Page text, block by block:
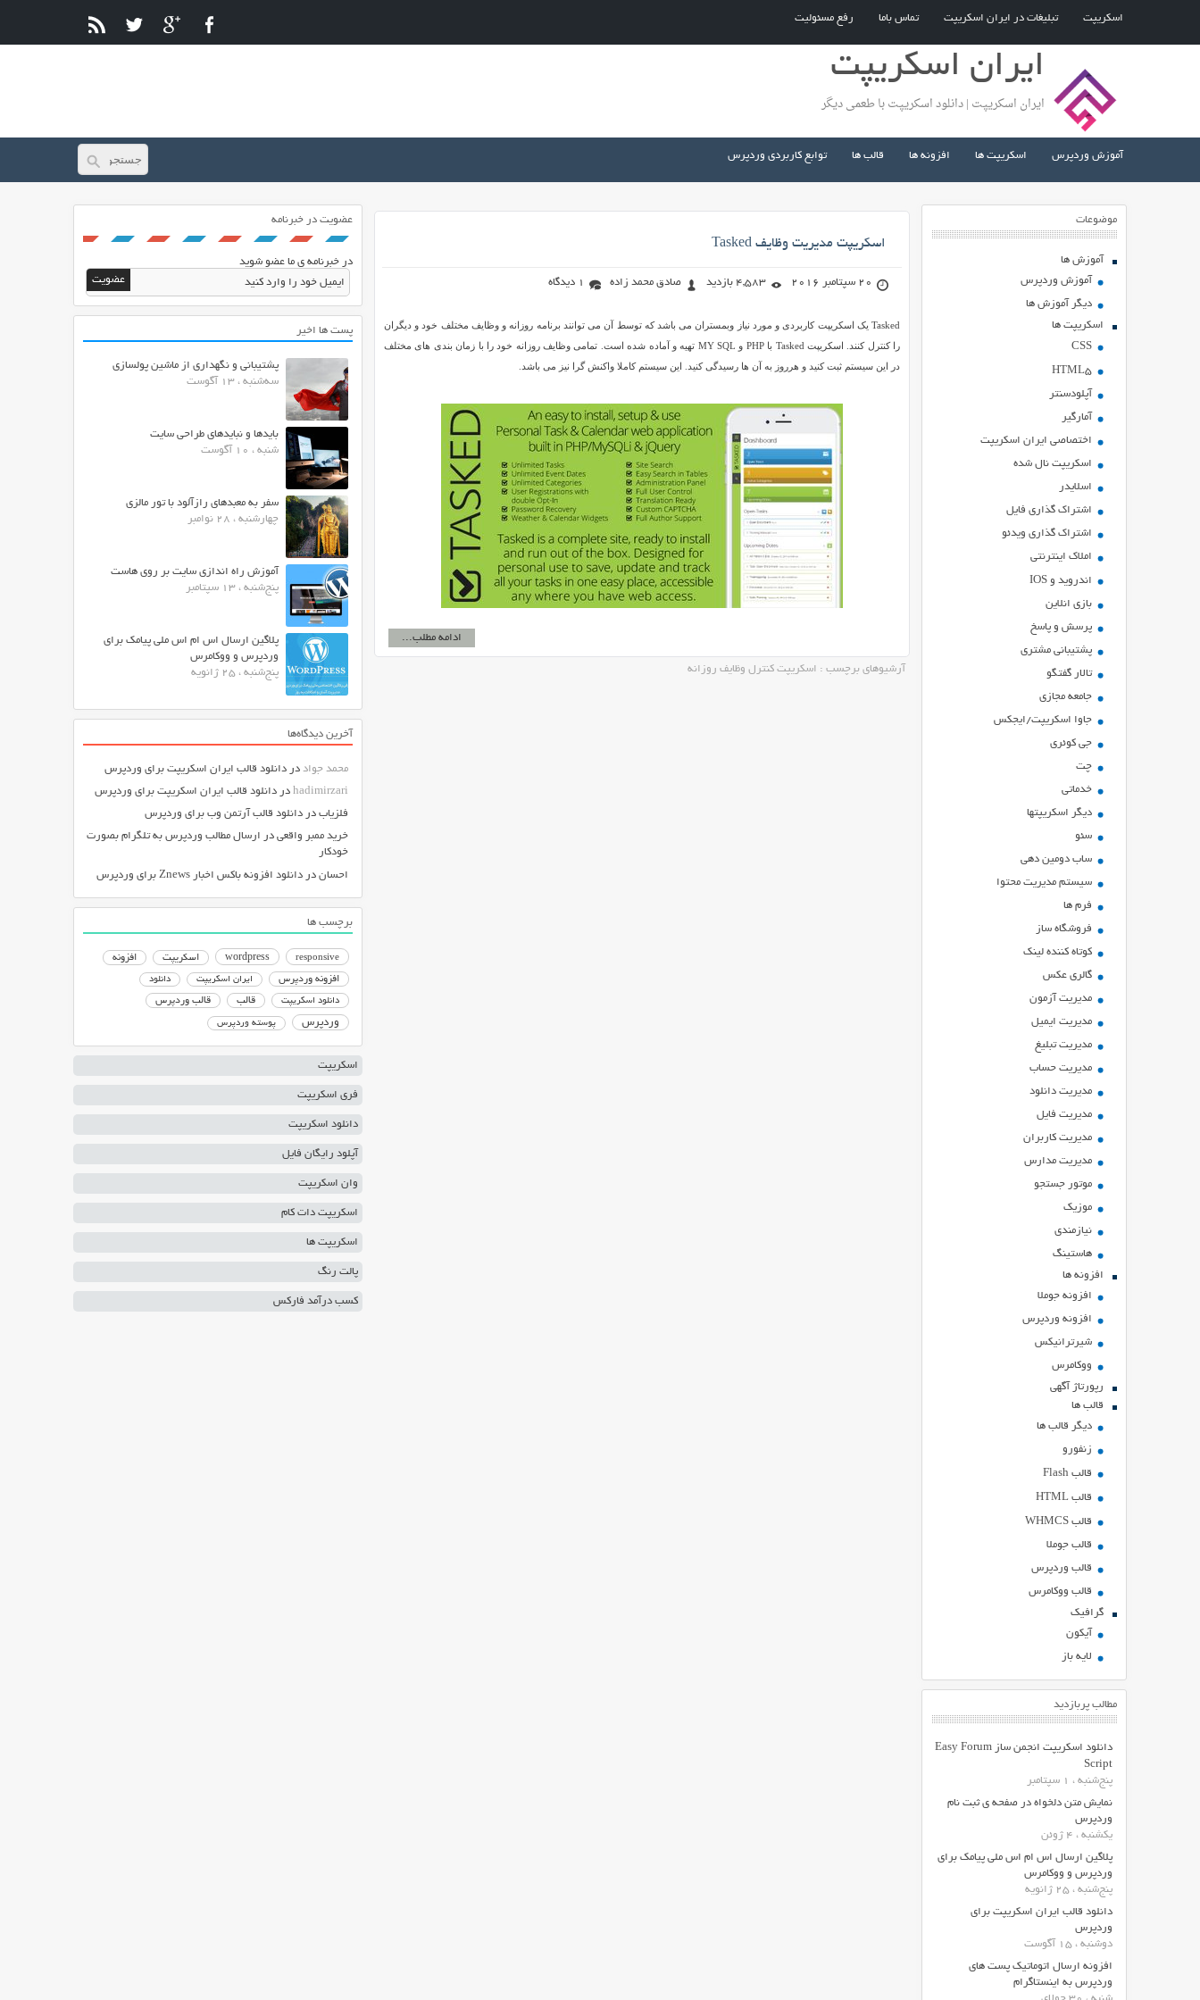
اسکریپت تبلیغات در ایران اسکریپت تماس باما رفع مسئولیت
ایران اسکریپت
ایران اسکریپت | دانلود اسکریپت با طعمی دیگر
آموزش وردپرس اسکریپت ها افزونه ها قالب ها توابع کاربردی وردپرس
موضوعات
آموزش ها
آموزش وردپرس
دیگر آموزش ها
اسکریپت ها
CSS
HTML5
آپلودسنتر
آمارگیر
اختصاصی ایران اسکریپت
اسکریپت نال شده
اسلایدر
اشتراك گذاري فايل
اشتراک گذاری ویدئو
املاک اینترنتی
اندروید و IOS
بازي انلاين
پرسش و پاسخ
پشتیبانی مشتری
تالار گفتگو
جامعه مجازی
جاوا اسکریپت/ایجکس
جی کوئری
چت
خدماتی
ديگر اسكريپتها
سئو
ساب دومین دهی
سیستم مدیریت محتوا
فرم ها
فروشگاه ساز
کوتاه کننده لینک
گالری عکس
مدیریت آزمون
مدیریت ایمیل
مدیریت تبلیغ
مدیریت حساب
مدیریت دانلود
مدیریت فایل
مدیریت کاربران
مدیریت مدارس
موتور جستجو
موزیک
نیازمندی
هاستينگ
افزونه ها
افزونه جوملا
افزونه وردپرس
شیرترانیکس
ووکامرس
رپورتاژ آگهی
قالب ها
دیگر قالب ها
زنفورو
قالب Flash
قالب HTML
قالب WHMCS
قالب جوملا
قالب وردپرس
قالب ووکامرس
گرافیک
آیکون
لایه باز
مطالب پربازدید
دانلود اسکریپت انجمن ساز Easy Forum
Script
پنج‌شنبه ، 1 سپتامبر
نمایش متن دلخواه در صفحه ی ثبت نام
وردپرس
یکشنبه ، 4 ژوئن
پلاگین ارسال اس ام اس ملی پیامک برای
وردپرس و ووکامرس
پنج‌شنبه ، 25 ژانویه
دانلود قالب ایران اسکریپت برای
وردپرس
دوشنبه ، 15 آگوست
افزونه ارسال اتوماتیک پست های
وردپرس به اینستاگرام
اسکریپت مدیریت وظایف Tasked
20 سپتامبر 2016 4,583 بازدید صادق محمد زاده 1 دیدگاه
Tasked یک اسکریپت کاربردی و مورد نیاز وبمستران می باشد که توسط آن می توانند برنامه روزانه و وظایف مختلف خود و دیگران
را کنترل کنند. اسکریپت Tasked با PHP و MY SQL تهیه و آماده شده است. تمامی وظایف روزانه خود را با زمان بندی های مختلف
در این سیستم ثبت کنید و هرروز به آن ها رسیدگی کنید. این سیستم کاملا واکنش گرا نیز می باشد.
ادامه مطلب...
آرشیوهای برچسب : اسکریپت کنترل وظایف روزانه
عضویت در خبرنامه
در خبرنامه ی ما عضو شوید
پست ها اخیر
پشتیبانی و نگهداری از ماشین پولسازی
سه‌شنبه ، 13 آگوست
بایدها و نبایدهای طراحی سایت
شنبه ، 10 آگوست
سفر به معبدهای رازآلود با تور مالزی
چهارشنبه ، 28 نوامبر
آموزش راه اندازی سایت بر روی هاست
پنج‌شنبه ، 13 سپتامبر
پلاگین ارسال اس ام اس ملی پیامک برای
وردپرس و ووکامرس
پنج‌شنبه ، 25 ژانویه
آخرین دیدگاه‌ها
محمد جواد در دانلود قالب ایران اسکریپت برای وردپرس
hadimirzari در دانلود قالب ایران اسکریپت برای وردپرس
فلزیاب در دانلود قالب آرتمن وب برای وردپرس
خرید ممبر واقعی در ارسال مطالب وردپرس به تلگرام بصورت
خودکار
احسان در دانلود افزونه باکس اخبار Znews برای وردپرس
برچسب ها
responsive
wordpress اسکریپت
افزونه
افزونه وردپرس
ایران اسکریپت دانلود
دانلود اسکریپت قالب قالب وردپرس
وردپرس پوسته وردپرس
اسکریپت
فری اسکریپت
دانلود اسکریپت
آپلود رایگان فایل
وان اسکریپت
اسکریپت دات کام
اسکریپت ها
پالت رنگ
کسب درآمد فارکس